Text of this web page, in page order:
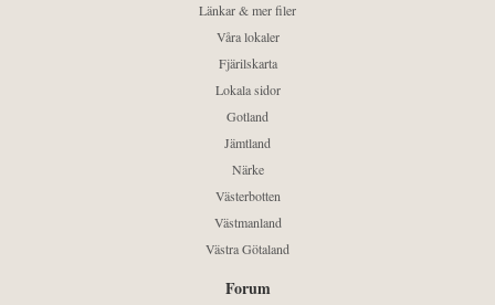
Länkar & mer filer
Våra lokaler
Fjärilskarta
Lokala sidor
Gotland
Jämtland
Närke
Västerbotten
Västmanland
Västra Götaland
Forum